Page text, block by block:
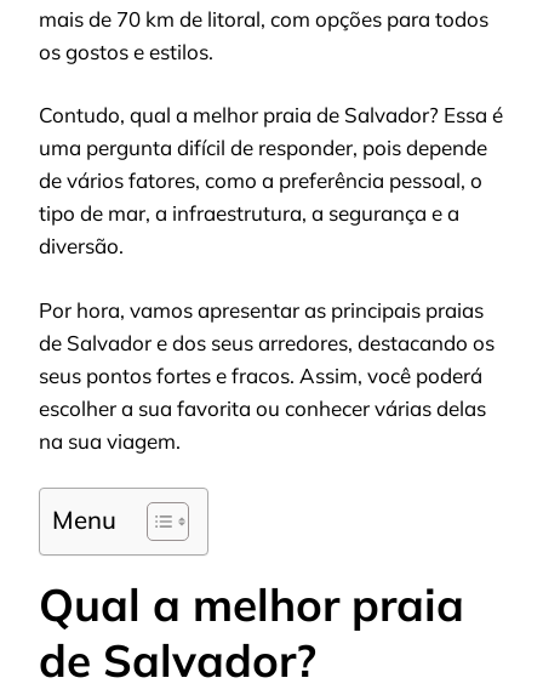
mais de 70 km de litoral, com opções para todos
os gostos e estilos.
Contudo, qual a melhor praia de Salvador? Essa é
uma pergunta difícil de responder, pois depende
de vários fatores, como a preferência pessoal, o
tipo de mar, a infraestrutura, a segurança e a
diversão.
Por hora, vamos apresentar as principais praias
de Salvador e dos seus arredores, destacando os
seus pontos fortes e fracos. Assim, você poderá
escolher a sua favorita ou conhecer várias delas
na sua viagem.
Menu
Qual a melhor praia
de Salvador?